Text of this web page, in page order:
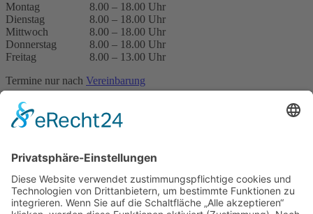
Montag
8.00 – 18.00 Uhr
Dienstag
8.00 – 18.00 Uhr
Mittwoch
8.00 – 18.00 Uhr
Donnerstag
8.00 – 18.00 Uhr
Freitag
8.00 – 13.00 Uhr
Termine nur nach Vereinbarung
Impressum
Terminanfrage
Bitte füllen Sie das Formular mit allen Pflichtfeldern aus, um einen
reibungslosen Ablauf in unserer Praxis sicherzustellen.